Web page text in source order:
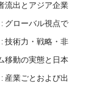
流出とアジア企業
グローバル視点で
技術力・戦略・非
移動の実態と日本
産業ごとおよび出